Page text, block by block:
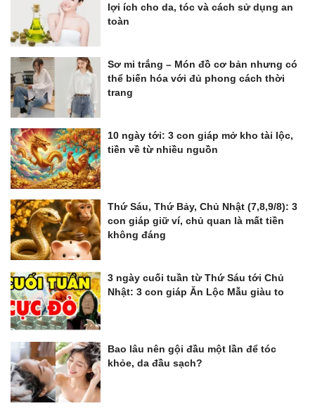
lợi ích cho da, tóc và cách sử dụng an
toàn
Sơ mi trắng – Món đồ cơ bản nhưng có
thể biến hóa với đủ phong cách thời
trang
10 ngày tới: 3 con giáp mở kho tài lộc,
tiền về từ nhiều nguồn
Thứ Sáu, Thứ Bảy, Chủ Nhật (7,8,9/8): 3
con giáp giữ ví, chủ quan là mất tiền
không đáng
3 ngày cuối tuần từ Thứ Sáu tới Chủ
Nhật: 3 con giáp Ăn Lộc Mẫu giàu to
Bao lâu nên gội đầu một lần để tóc
khỏe, da đầu sạch?